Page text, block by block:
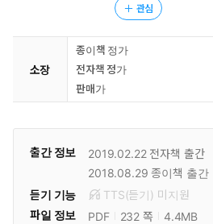
관심
소장
종이책 정가
전자책 정가
판매가
출간 정보 2019.02.22 전자책 출간
2018.08.29 종이책 출간
듣기 기능
TTS(듣기) 미 지원
파일 정보
PDF 232 쪽
4.4MB